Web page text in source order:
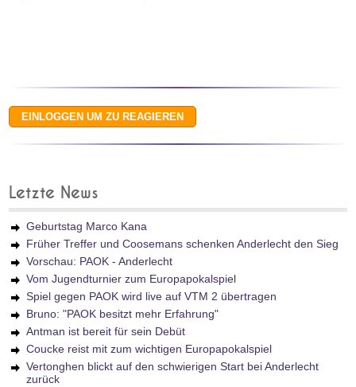
Letzte News
Geburtstag Marco Kana
Früher Treffer und Coosemans schenken Anderlecht den Sieg
Vorschau: PAOK - Anderlecht
Vom Jugendturnier zum Europapokalspiel
Spiel gegen PAOK wird live auf VTM 2 übertragen
Bruno: "PAOK besitzt mehr Erfahrung"
Antman ist bereit für sein Debüt
Coucke reist mit zum wichtigen Europapokalspiel
Vertonghen blickt auf den schwierigen Start bei Anderlecht
zurück